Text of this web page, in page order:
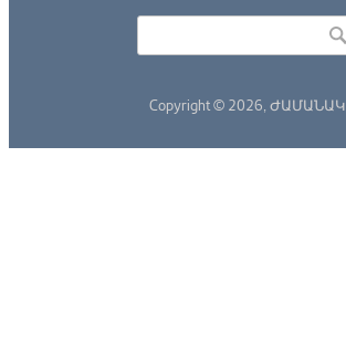
Copyright © 2026, ԺԱՄԱՆԱԿ